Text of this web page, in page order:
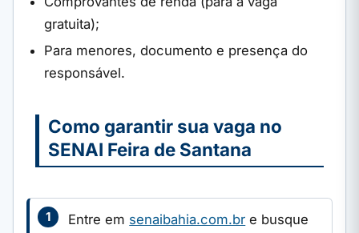
gratuita);
Para menores, documento e presença do
responsável.
Como garantir sua vaga no
SENAI Feira de Santana
Entre em senaibahia.com.br e busque